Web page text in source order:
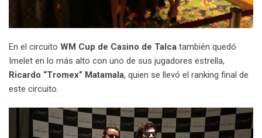
En el circuito WM Cup de Casino de Talca también quedó
Imelet en lo más alto con uno de sus jugadores estrella,
Ricardo “Tromex” Matamala, quien se llevó el ranking final de
este circuito.